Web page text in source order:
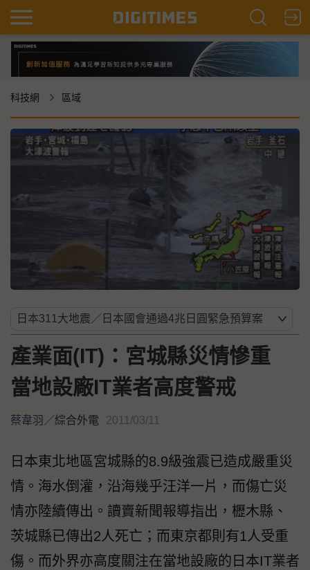
科技網 區域
產業面(IT)：宮城縣災情慘重
當地設廠IT業者高度警戒
蔡韋羽 ／綜合外電 2011/03/11
日本東北地區宮城縣的8.9級強震已造成嚴重災
情。海水倒灌，沿海幾乎汪洋一片，而傷亡災
情亦陸續傳出。讀賣新聞報導指出，櫪木縣、
茨城縣已傳出2人死亡；而東京都則有1人受重
傷。而外界亦高度關注在當地設廠的日本IT業者